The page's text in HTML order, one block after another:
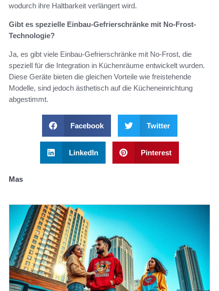
wodurch ihre Haltbarkeit verlängert wird.
Gibt es spezielle Einbau-Gefrierschränke mit No-Frost-
Technologie?
Ja, es gibt viele Einbau-Gefrierschränke mit No-Frost, die
speziell für die Integration in Küchenräume entwickelt wurden.
Diese Geräte bieten die gleichen Vorteile wie freistehende
Modelle, sind jedoch ästhetisch auf die Kücheneinrichtung
abgestimmt.
Facebook Twitter
LinkedIn Pinterest
Mas